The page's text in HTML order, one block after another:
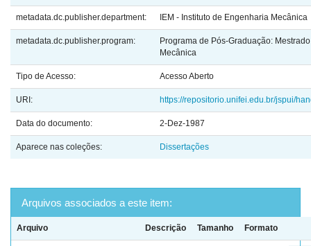
metadata.dc.publisher.department: IEM - Instituto de Engenharia Mecânica
metadata.dc.publisher.program:
Programa de Pós-Graduação:
Mecânica
Tipo de Acesso: Acesso Aberto
URI: https://repositorio.unifei.edu.br/jspui/
Data do documento: 2-Dez-1987
Aparece nas coleções: Dissertações
Arquivos associados a este item:
Arquivo Descrição Tamanho Formato